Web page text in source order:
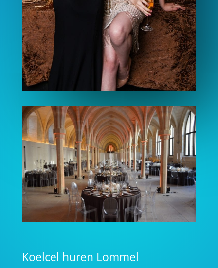
Koelcel huren Lommel